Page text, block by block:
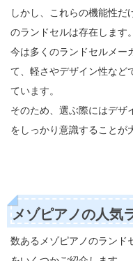
しかし、これらの機能性だ
のランドセルは存在します。
今は多くのランドセルメー
て、軽さやデザイン性など
ています。
そのため、選ぶ際にはデザ
をしっかり意識することが
メゾピアノの人気
数あるメゾピアノのランド